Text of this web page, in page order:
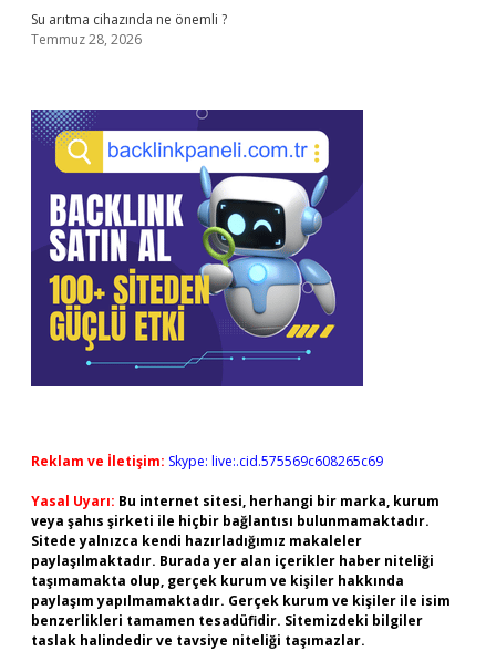
Su arıtma cihazında ne önemli ?
Temmuz 28, 2026
Reklam ve İletişim: Skype: live:.cid.575569c608265c69
Yasal Uyarı: Bu internet sitesi, herhangi bir marka, kurum
veya şahıs şirketi ile hiçbir bağlantısı bulunmamaktadır.
Sitede yalnızca kendi hazırladığımız makaleler
paylaşılmaktadır. Burada yer alan içerikler haber niteliği
taşımamakta olup, gerçek kurum ve kişiler hakkında
paylaşım yapılmamaktadır. Gerçek kurum ve kişiler ile isim
benzerlikleri tamamen tesadüfidir. Sitemizdeki bilgiler
taslak halindedir ve tavsiye niteliği taşımazlar.